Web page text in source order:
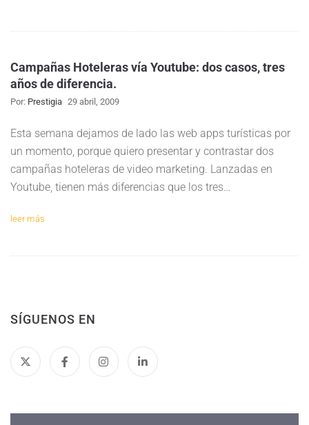
Campañas Hoteleras vía Youtube: dos casos, tres
años de diferencia.
Por: Prestigia 29 abril, 2009
Esta semana dejamos de lado las web apps turísticas por
un momento, porque quiero presentar y contrastar dos
campañas hoteleras de video marketing. Lanzadas en
Youtube, tienen más diferencias que los tres…
leer más
SÍGUENOS EN